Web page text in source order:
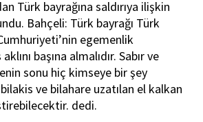
Türk bayrağına saldırıya ilişkin
Bahçeli: Türk bayrağı Türk
egemenlik
başına almalıdır. Sabır ve
sonu hiç kimseye bir şey
ve bilahare uzatılan el kalkan
dedi.